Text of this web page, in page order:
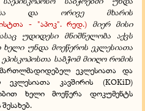
და ორივე მხარის
- "აპოკ". რედ.) მიერ მისი
უდიდესი მნიშნელობა აქვს
უნდა მოეწეროს ეკლესიათა
ეპისკოპოსთა საბჭომ მიიღო რომის
ეკლესიათა და
ეკლესიათა კავშირის (KOKiD)
ხელი მოეწერა დოკუმენტს